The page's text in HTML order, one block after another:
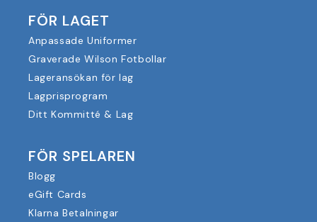
FÖR LAGET
Anpassade Uniformer
Graverade Wilson Fotbollar
Lageransökan för lag
Lagprisprogram
Ditt Kommitté & Lag
FÖR SPELAREN
Blogg
eGift Cards
Klarna Betalningar